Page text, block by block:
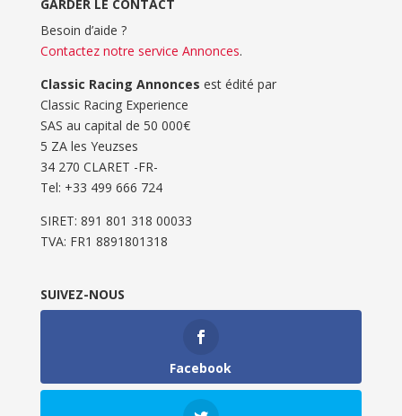
GARDER LE CONTACT
Besoin d’aide ?
Contactez notre service Annonces.
Classic Racing Annonces est édité par
Classic Racing Experience
SAS au capital de 50 000€
5 ZA les Yeuzses
34 270 CLARET -FR-
Tel: ‭+33 499 666 724‬
SIRET: 891 801 318 00033
TVA: FR1 8891801318
SUIVEZ-NOUS
Facebook